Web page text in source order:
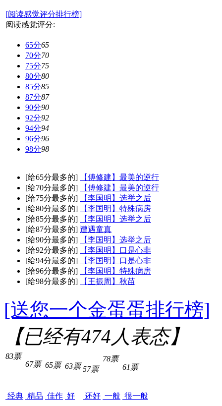
[阅读感觉评分排行榜]
阅读感觉评分:
65分65
70分70
75分75
80分80
85分85
87分87
90分90
92分92
94分94
96分96
98分98
[给65分最多的]
【傅修建】最美的逆行
[给70分最多的]
【傅修建】最美的逆行
[给75分最多的]
【李国明】选举之后
[给80分最多的]
【李国明】特殊病房
[给85分最多的]
【李国明】选举之后
[给87分最多的] 遭遇童真
[给90分最多的]
【李国明】选举之后
[给92分最多的]
【李国明】口是心非
[给94分最多的]
【李国明】口是心非
[给96分最多的]
【李国明】特殊病房
[给98分最多的]
【王振周】秋苗
[送您一个金蛋蛋排行榜]
【已经有474人表态】
83票
经典
67票
精品
65票
佳作
63票
好
57票
还好
78票
一般
61票
很一般